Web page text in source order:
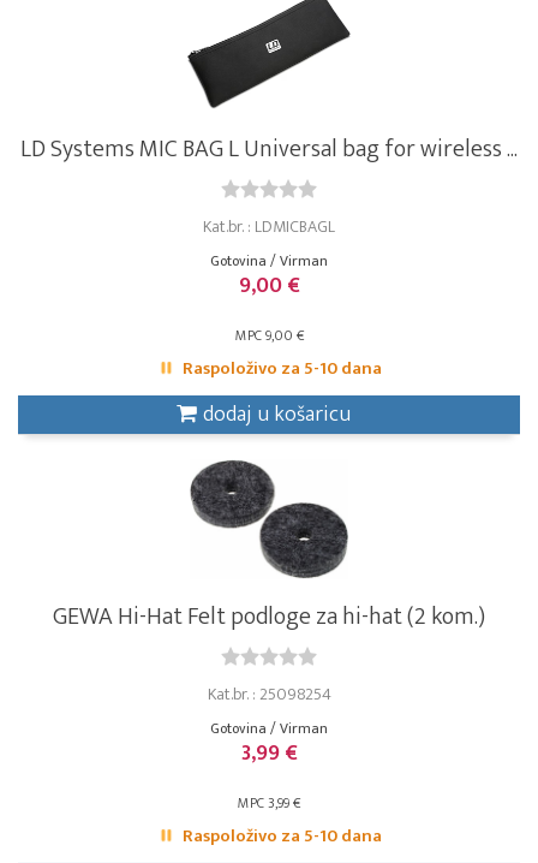
LD Systems MIC BAG L Universal bag for wireless ...
Kat.br. : LDMICBAGL
Gotovina / Virman
9,00 €
MPC 9,00 €
Raspoloživo za 5-10 dana
dodaj u košaricu
GEWA Hi-Hat Felt podloge za hi-hat (2 kom.)
Kat.br. : 25098254
Gotovina / Virman
3,99 €
MPC 3,99 €
Raspoloživo za 5-10 dana